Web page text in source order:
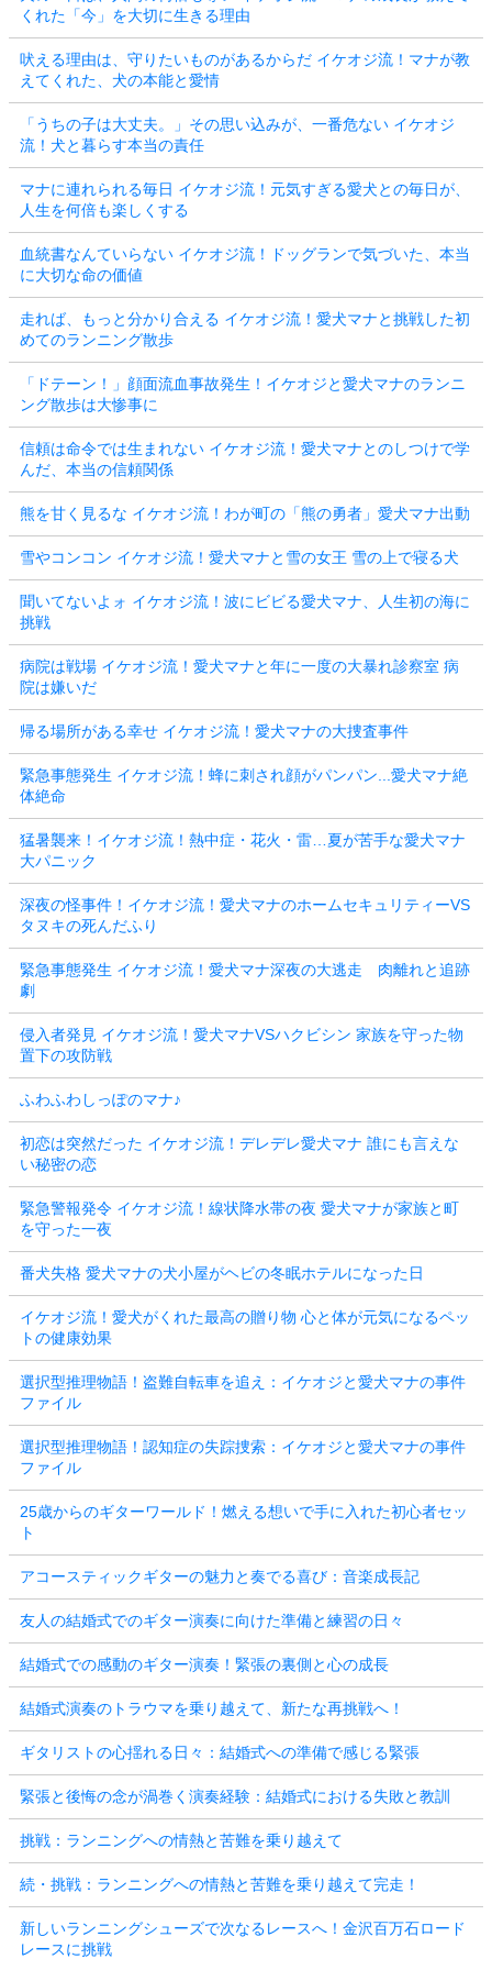
くれた「今」を大切に生きる理由
吠える理由は、守りたいものがあるからだ イケオジ流！マナが教
えてくれた、犬の本能と愛情
「うちの子は大丈夫。」その思い込みが、一番危ない イケオジ
流！犬と暮らす本当の責任
マナに連れられる毎日 イケオジ流！元気すぎる愛犬との毎日が、
人生を何倍も楽しくする
血統書なんていらない イケオジ流！ドッグランで気づいた、本当
に大切な命の価値
走れば、もっと分かり合える イケオジ流！愛犬マナと挑戦した初
めてのランニング散歩
「ドテーン！」顔面流血事故発生！イケオジと愛犬マナのランニ
ング散歩は大惨事に
信頼は命令では生まれない イケオジ流！愛犬マナとのしつけで学
んだ、本当の信頼関係
熊を甘く見るな イケオジ流！わが町の「熊の勇者」愛犬マナ出動
雪やコンコン イケオジ流！愛犬マナと雪の女王 雪の上で寝る犬
聞いてないよォ イケオジ流！波にビビる愛犬マナ、人生初の海に
挑戦
病院は戦場 イケオジ流！愛犬マナと年に一度の大暴れ診察室 病
院は嫌いだ
帰る場所がある幸せ イケオジ流！愛犬マナの大捜査事件
緊急事態発生 イケオジ流！蜂に刺され顔がパンパン...愛犬マナ絶
体絶命
猛暑襲来！イケオジ流！熱中症・花火・雷…夏が苦手な愛犬マナ
大パニック
深夜の怪事件！イケオジ流！愛犬マナのホームセキュリティーVS
タヌキの死んだふり
緊急事態発生 イケオジ流！愛犬マナ深夜の大逃走 肉離れと追跡
劇
侵入者発見 イケオジ流！愛犬マナVSハクビシン 家族を守った物
置下の攻防戦
ふわふわしっぽのマナ♪
初恋は突然だった イケオジ流！デレデレ愛犬マナ 誰にも言えな
い秘密の恋
緊急警報発令 イケオジ流！線状降水帯の夜 愛犬マナが家族と町
を守った一夜
番犬失格 愛犬マナの犬小屋がヘビの冬眠ホテルになった日
イケオジ流！愛犬がくれた最高の贈り物 心と体が元気になるペッ
トの健康効果
選択型推理物語！盗難自転車を追え：イケオジと愛犬マナの事件
ファイル
選択型推理物語！認知症の失踪捜索：イケオジと愛犬マナの事件
ファイル
25歳からのギターワールド！燃える想いで手に入れた初心者セッ
ト
アコースティックギターの魅力と奏でる喜び：音楽成長記
友人の結婚式でのギター演奏に向けた準備と練習の日々
結婚式での感動のギター演奏！緊張の裏側と心の成長
結婚式演奏のトラウマを乗り越えて、新たな再挑戦へ！
ギタリストの心揺れる日々：結婚式への準備で感じる緊張
緊張と後悔の念が渦巻く演奏経験：結婚式における失敗と教訓
挑戦：ランニングへの情熱と苦難を乗り越えて
続・挑戦：ランニングへの情熱と苦難を乗り越えて完走！
新しいランニングシューズで次なるレースへ！金沢百万石ロード
レースに挑戦